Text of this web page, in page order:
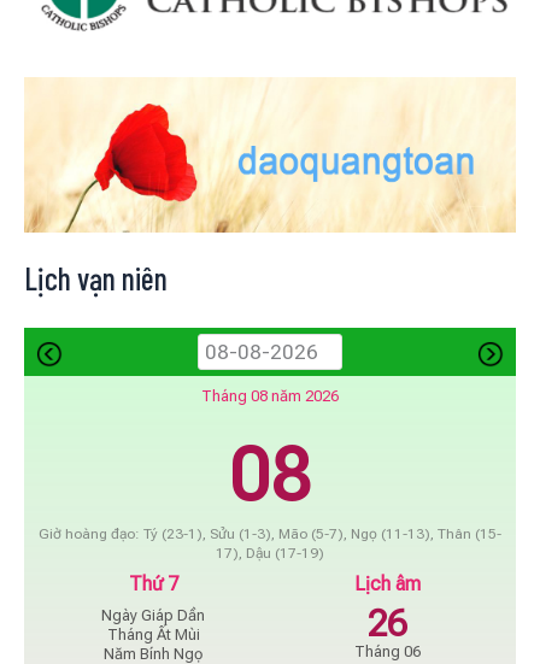
Lịch vạn niên
Tháng 08 năm 2026
08
Giờ hoàng đạo: Tý (23-1), Sửu (1-3), Mão (5-7), Ngọ (11-13), Thân (15-
17), Dậu (17-19)
Thứ 7
Ngày Giáp Dần
Tháng Ất Mùi
Năm Bính Ngọ
Lịch âm
26
Tháng 06